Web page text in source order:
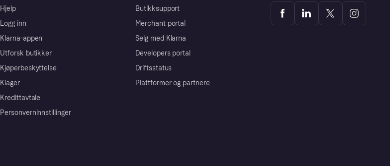
Hjelp
Logg inn
Klarna-appen
Utforsk butikker
Kjøperbeskyttelse
Klager
Kredittavtale
Personverninnstillinger
Butikksupport
Merchant portal
Selg med Klarna
Developers portal
Driftsstatus
Plattformer og partnere